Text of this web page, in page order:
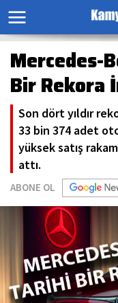
Mercedes-
Bir Rekora
Son dört yıldır
33 bin 374 adet
yüksek satış
attı.
ABONE OL